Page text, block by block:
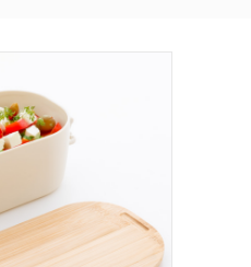
Questo
prodotto